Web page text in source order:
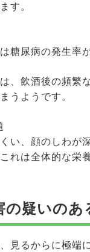
す。
糖尿病の発生率
、飲酒後の頻繁
うようです。
い、顔のしわが
れは全体的な栄
の疑いのあ
見るからに極端